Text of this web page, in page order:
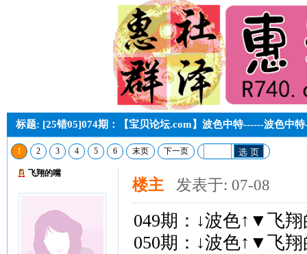
标题: [25错05]074期：【宝贝论坛.com】波色中特------波色中
1 2 3 4 5 6 末页 下一页 选 页
飞翔的嘴
楼主 发表于: 07-08
049期：↓波色↑▼飞
050期：↓波色↑▼飞